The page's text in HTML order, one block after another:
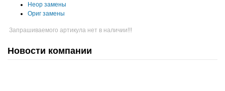
Неор замены
Ориг замены
Запрашиваемого артикула нет в наличии!!!
Новости компании